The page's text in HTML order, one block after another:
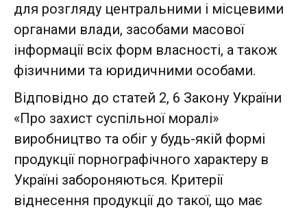
для розгляду центральними і місцевими
органами влади, засобами масової
інформації всіх форм власності, а також
фізичними та юридичними особами.
Відповідно до статей 2, 6 Закону України
«Про захист суспільної моралі»
виробництво та обіг у будь-якій формі
продукції порнографічного характеру в
Україні забороняються. Критерії
віднесення продукції до такої, що має